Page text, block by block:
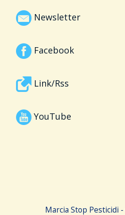
Newsletter
Facebook
Link/Rss
YouTube
Marcia Stop Pesticidi -